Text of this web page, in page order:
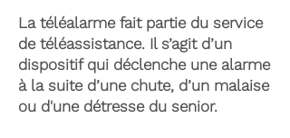
La téléalarme fait partie du service
de téléassistance. Il s’agit d’un
dispositif qui déclenche une alarme
à la suite d’une chute, d’un malaise
ou d'une détresse du senior.